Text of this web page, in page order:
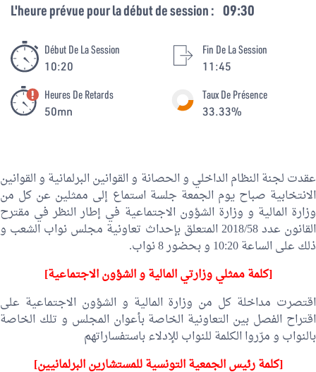
L'heure prévue pour la début de session : 09:30
Début De La Session
10:20
Fin De La Session
11:45
Heures De Retards
50mn
Taux De Présence
33.33%
عقدت لجنة النظام الداخلي و الحصانة و القوانين البرلمانية و القوانين
الانتخابية صباح يوم الجمعة جلسة استماع إلى ممثلين عن كل من
وزارة المالية و وزارة الشؤون الاجتماعية في إطار النظر في مقترح
القانون عدد 2018/58 المتعلق بإحداث تعاونية مجلس نواب الشعب و
ذلك على الساعة 10:20 و بحضور 8 نواب.
[كلمة ممثلي وزارتي المالية و الشؤون الاجتماعية]
اقتصرت مداخلة كل من وزارة المالية و الشؤون الاجتماعية على
اقتراح الفصل بين التعاونية الخاصة بأعوان المجلس و تلك الخاصة
بالنواب و مرّروا الكلمة للنواب للإدلاء باستفساراتهم
[كلمة رئيس الجمعية التونسية للمستشارين البرلمانيين]